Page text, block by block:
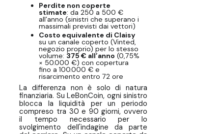
Perdite non coperte
stimate: da 250 a 500 €
all’anno (sinistri che superano i
massimali previsti dai vettori)
Costo equivalente di Claisy
su un canale coperto (Vinted,
negozio proprio) per lo stesso
volume: 375 € all’anno (0,75%
× 50.000 €) con copertura
fino a 100.000 € e
risarcimento entro 72 ore
La differenza non è solo di natura
finanziaria. Su LeBonCoin, ogni sinistro
blocca la liquidità per un periodo
compreso tra 30 e 90 giorni, ovvero
il tempo necessario per lo
svolgimento dell'indagine da parte